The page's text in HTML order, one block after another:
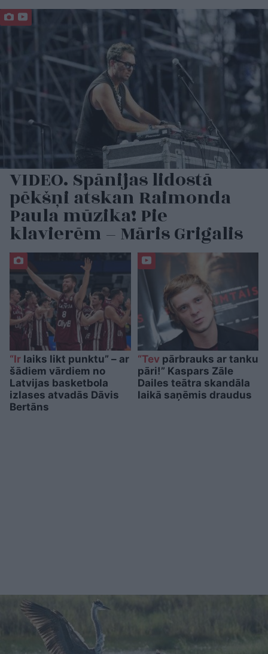
VIDEO. Spānijas lidostā
pēkšņi atskan Raimonda
Paula mūzika! Pie
klavierēm – Māris Grigalis
“Ir laiks likt punktu” – ar
šādiem vārdiem no
Latvijas basketbola
izlases atvadās Dāvis
Bertāns
“Tev pārbrauks ar tanku
pāri!” Kaspars Zāle
Dailes teātra skandāla
laikā saņēmis draudus